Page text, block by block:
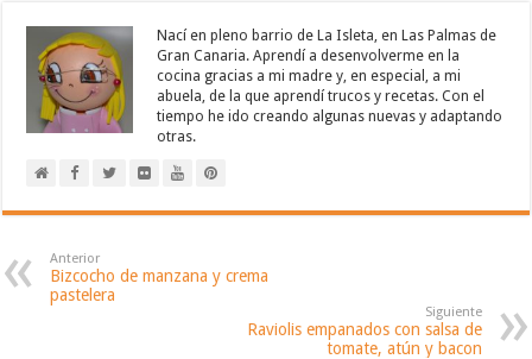
Nací en pleno barrio de La Isleta, en Las Palmas de
Gran Canaria. Aprendí a desenvolverme en la
cocina gracias a mi madre y, en especial, a mi
abuela, de la que aprendí trucos y recetas. Con el
tiempo he ido creando algunas nuevas y adaptando
otras.
Anterior
Bizcocho de manzana y crema
pastelera
Siguiente
Raviolis empanados con salsa de
tomate, atún y bacon